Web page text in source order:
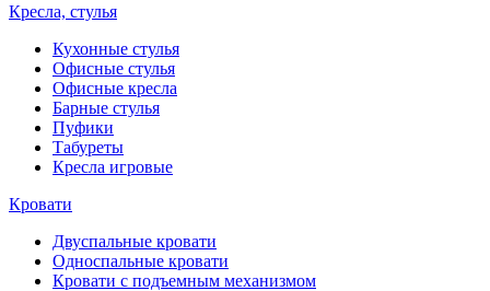
Кресла, стулья
Кухонные стулья
Офисные стулья
Офисные кресла
Барные стулья
Пуфики
Табуреты
Кресла игровые
Кровати
Двуспальные кровати
Односпальные кровати
Кровати с подъемным механизмом